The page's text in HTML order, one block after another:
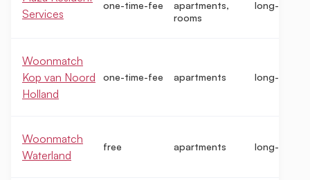
Services
one-time-fee
apartments,
rooms
long-term
Woonmatch
Kop van Noord
Holland
one-time-fee apartments long-term
Woonmatch
Waterland
free apartments long-term